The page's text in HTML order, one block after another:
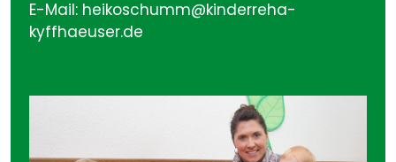
E-Mail: heikoschumm@kinderreha-
kyffhaeuser.de